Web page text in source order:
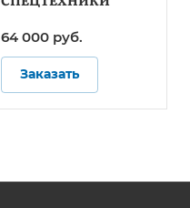
64 000 руб.
Заказать